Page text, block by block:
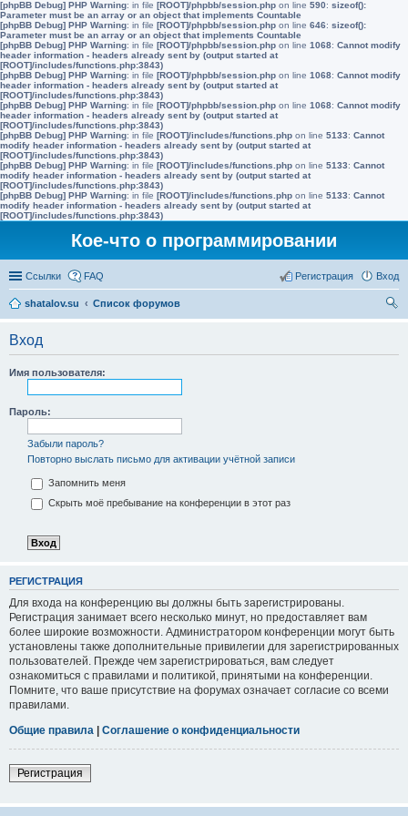
[phpBB Debug] PHP Warning: in file [ROOT]/phpbb/session.php on line 590: sizeof():
Parameter must be an array or an object that implements Countable
[phpBB Debug] PHP Warning: in file [ROOT]/phpbb/session.php on line 646: sizeof():
Parameter must be an array or an object that implements Countable
[phpBB Debug] PHP Warning: in file [ROOT]/phpbb/session.php on line 1068: Cannot modify
header information - headers already sent by (output started at
[ROOT]/includes/functions.php:3843)
[phpBB Debug] PHP Warning: in file [ROOT]/phpbb/session.php on line 1068: Cannot modify
header information - headers already sent by (output started at
[ROOT]/includes/functions.php:3843)
[phpBB Debug] PHP Warning: in file [ROOT]/phpbb/session.php on line 1068: Cannot modify
header information - headers already sent by (output started at
[ROOT]/includes/functions.php:3843)
[phpBB Debug] PHP Warning: in file [ROOT]/includes/functions.php on line 5133: Cannot
modify header information - headers already sent by (output started at
[ROOT]/includes/functions.php:3843)
[phpBB Debug] PHP Warning: in file [ROOT]/includes/functions.php on line 5133: Cannot
modify header information - headers already sent by (output started at
[ROOT]/includes/functions.php:3843)
[phpBB Debug] PHP Warning: in file [ROOT]/includes/functions.php on line 5133: Cannot
modify header information - headers already sent by (output started at
[ROOT]/includes/functions.php:3843)
Кое-что о программировании
Ссылки FAQ Вход
Регистрация
shatalov.su
Список форумов
Вход
Имя пользователя:
Пароль:
Забыли пароль?
Повторно выслать письмо для активации учётной записи
Запомнить меня
Скрыть моё пребывание на конференции в этот раз
РЕГИСТРАЦИЯ
Для входа на конференцию вы должны быть зарегистрированы.
Регистрация занимает всего несколько минут, но предоставляет вам
более широкие возможности. Администратором конференции могут быть
установлены также дополнительные привилегии для зарегистрированных
пользователей. Прежде чем зарегистрироваться, вам следует
ознакомиться с правилами и политикой, принятыми на конференции.
Помните, что ваше присутствие на форумах означает согласие со всеми
правилами.
Общие правила | Соглашение о конфиденциальности
Регистрация